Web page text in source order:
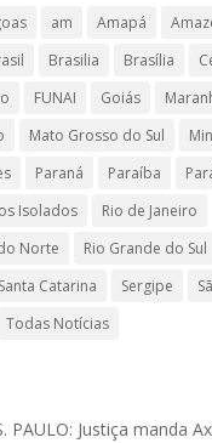
am Amapá
Brasilia Brasília
FUNAI Goiás
Mato Grosso do Sul
Paraná Paraíba
Isolados
Rio de Janeiro
Norte
Rio Grande do Sul
Santa Catarina Sergipe
Todas Notícias
PAULO: Justiça manda